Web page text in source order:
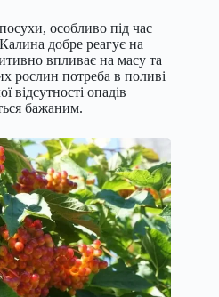
особливо під час
добре реагує на
впливає на масу та
рослин потреба в поливі
відсутності опадів
бажаним.